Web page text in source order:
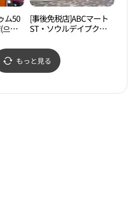
ム50
으뜸
[事後免税店]ABCマート
ST・ソウルデイプク
(ABC마트 ST 서울대입구
역점)
もっと見る